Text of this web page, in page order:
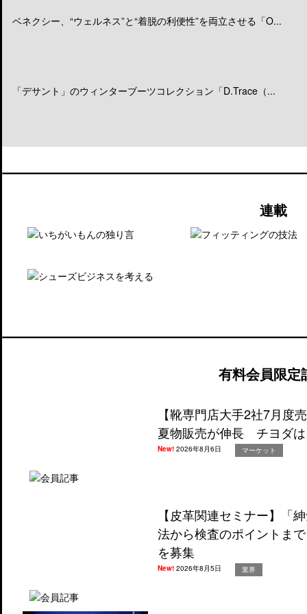
ベネクシー、“ウェルネス”と“着脱の利便性”を両立させる「O...
「デサント」のウィンターブーツコレクション「D.Trace（...
連載
有料会員限定
【靴専門店大手2社7月度
夏物販売が伸長 チヨダ
New!2026年8月6日 マーケット
【皮革関連セミナー】「
法から検査のポイントま
を募集
New!2026年8月5日 業界